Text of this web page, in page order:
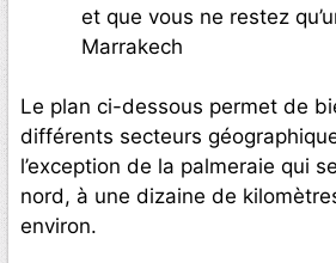
et que vous ne restez
Marrakech
Le plan ci-dessous permet de
différents secteurs
l’exception de la palmeraie qui
nord, à une dizaine de
environ.